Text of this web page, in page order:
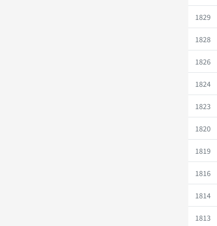
1829
1828
1826
1824
1823
1820
1819
1816
1814
1813